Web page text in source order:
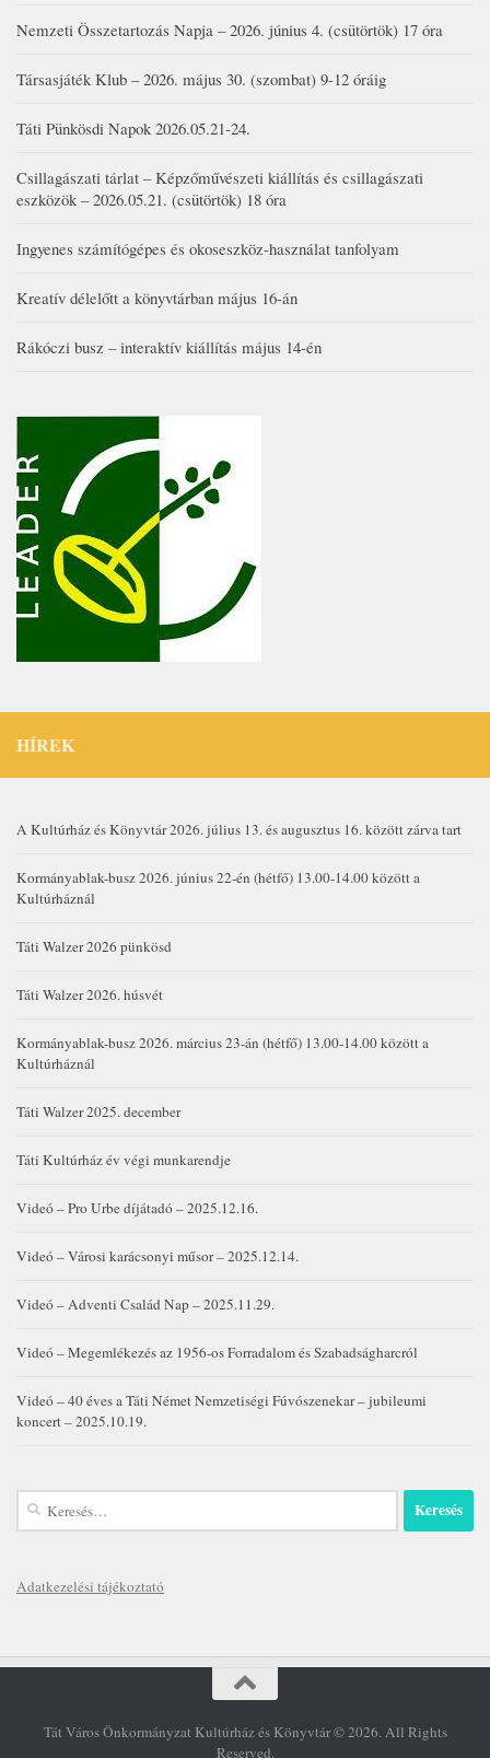
Nemzeti Összetartozás Napja – 2026. június 4. (csütörtök) 17 óra
Társasjáték Klub – 2026. május 30. (szombat) 9-12 óráig
Táti Pünkösdi Napok 2026.05.21-24.
Csillagászati tárlat – Képzőművészeti kiállítás és csillagászati
eszközök – 2026.05.21. (csütörtök) 18 óra
Ingyenes számítógépes és okoseszköz-használat tanfolyam
Kreatív délelőtt a könyvtárban május 16-án
Rákóczi busz – interaktív kiállítás május 14-én
HÍREK
A Kultúrház és Könyvtár 2026. július 13. és augusztus 16. között zárva tart
Kormányablak-busz 2026. június 22-én (hétfő) 13.00-14.00 között a
Kultúrháznál
Táti Walzer 2026 pünkösd
Táti Walzer 2026. húsvét
Kormányablak-busz 2026. március 23-án (hétfő) 13.00-14.00 között a
Kultúrháznál
Táti Walzer 2025. december
Táti Kultúrház év végi munkarendje
Videó – Pro Urbe díjátadó – 2025.12.16.
Videó – Városi karácsonyi műsor – 2025.12.14.
Videó – Adventi Család Nap – 2025.11.29.
Videó – Megemlékezés az 1956-os Forradalom és Szabadságharcról
Videó – 40 éves a Táti Német Nemzetiségi Fúvószenekar – jubileumi
koncert – 2025.10.19.
Keresés:
Adatkezelési tájékoztató
Tát Város Önkormányzat Kultúrház és Könyvtár © 2026. All Rights
Reserved.